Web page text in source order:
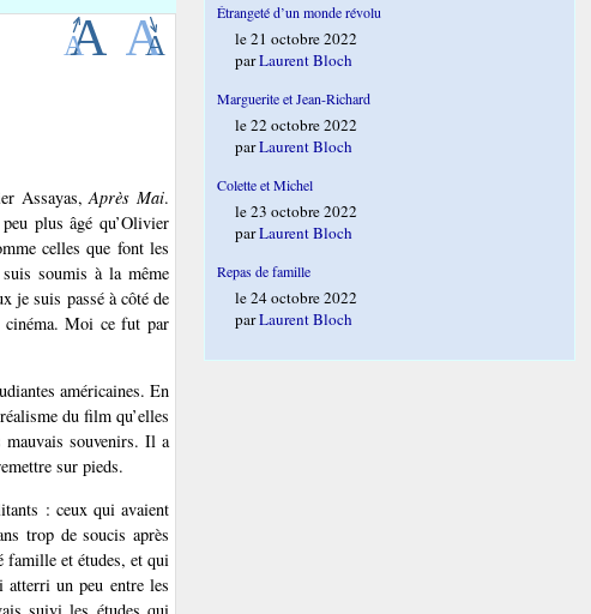
Assayas,Après Mai.
plus âgé qu’Olivier
celles que font les
soumis à la même
je suis passé à côté de
cinéma. Moi ce fut par
américaines. En
du film qu’elles
mauvais souvenirs. Il a
sur pieds.
: ceux qui avaient
trop de soucis après
famille et études, et qui
un peu entre les
suivi les études qui
Étrangeté d’un monde révolu
le 21 octobre 2022
parLaurent Bloch
Marguerite et Jean-Richard
le 22 octobre 2022
parLaurent Bloch
Colette et Michel
le 23 octobre 2022
parLaurent Bloch
Repas de famille
le 24 octobre 2022
parLaurent Bloch